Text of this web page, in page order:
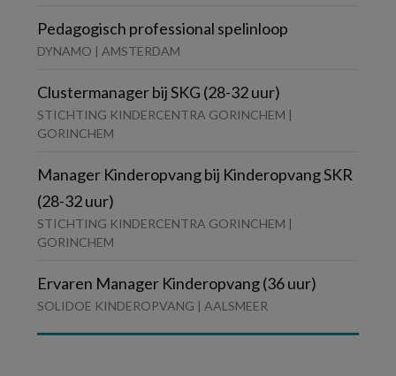
Pedagogisch professional spelinloop
DYNAMO | AMSTERDAM
Clustermanager bij SKG (28-32 uur)
STICHTING KINDERCENTRA GORINCHEM |
GORINCHEM
Manager Kinderopvang bij Kinderopvang SKR
(28-32 uur)
STICHTING KINDERCENTRA GORINCHEM |
GORINCHEM
Ervaren Manager Kinderopvang (36 uur)
SOLIDOE KINDEROPVANG | AALSMEER